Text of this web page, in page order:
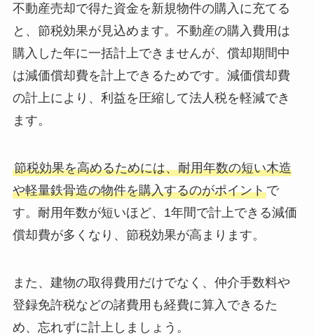
不動産売却で得た資金を新規物件の購入に充てる
と、節税効果が見込めます。不動産の購入費用は
購入した年に一括計上できませんが、償却期間中
は減価償却費を計上できるためです。減価償却費
の計上により、利益を圧縮して法人税を軽減でき
ます。
節税効果を高めるためには、耐用年数の短い木造
や軽量鉄骨造の物件を購入するのがポイントで
す。耐用年数が短いほど、1年間で計上できる減価
償却費が多くなり、節税効果が高まります。
また、建物の取得費用だけでなく、仲介手数料や
登録免許税などの諸費用も経費に算入できるた
め、忘れずに計上しましょう。